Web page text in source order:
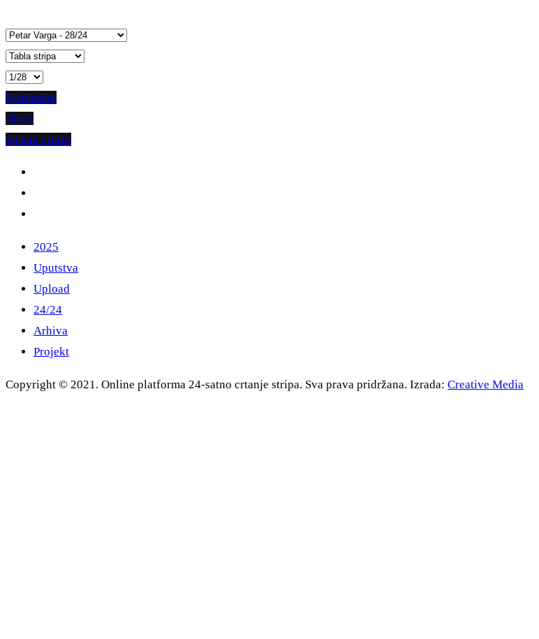
Prethodno
Iduće
Spisak crtača
2025
Uputstva
Upload
24/24
Arhiva
Projekt
Copyright © 2021. Online platforma 24-satno crtanje stripa. Sva prava pridržana. Izrada: Creative Media